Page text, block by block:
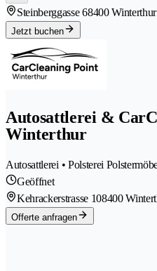
Steinberggasse 68400 Winterthur
Jetzt buchen
Autosattlerei &
Winterthur
Autosattlerei • Polsterei
Geöffnet
Kehrackerstrasse 108400
Offerte anfragen